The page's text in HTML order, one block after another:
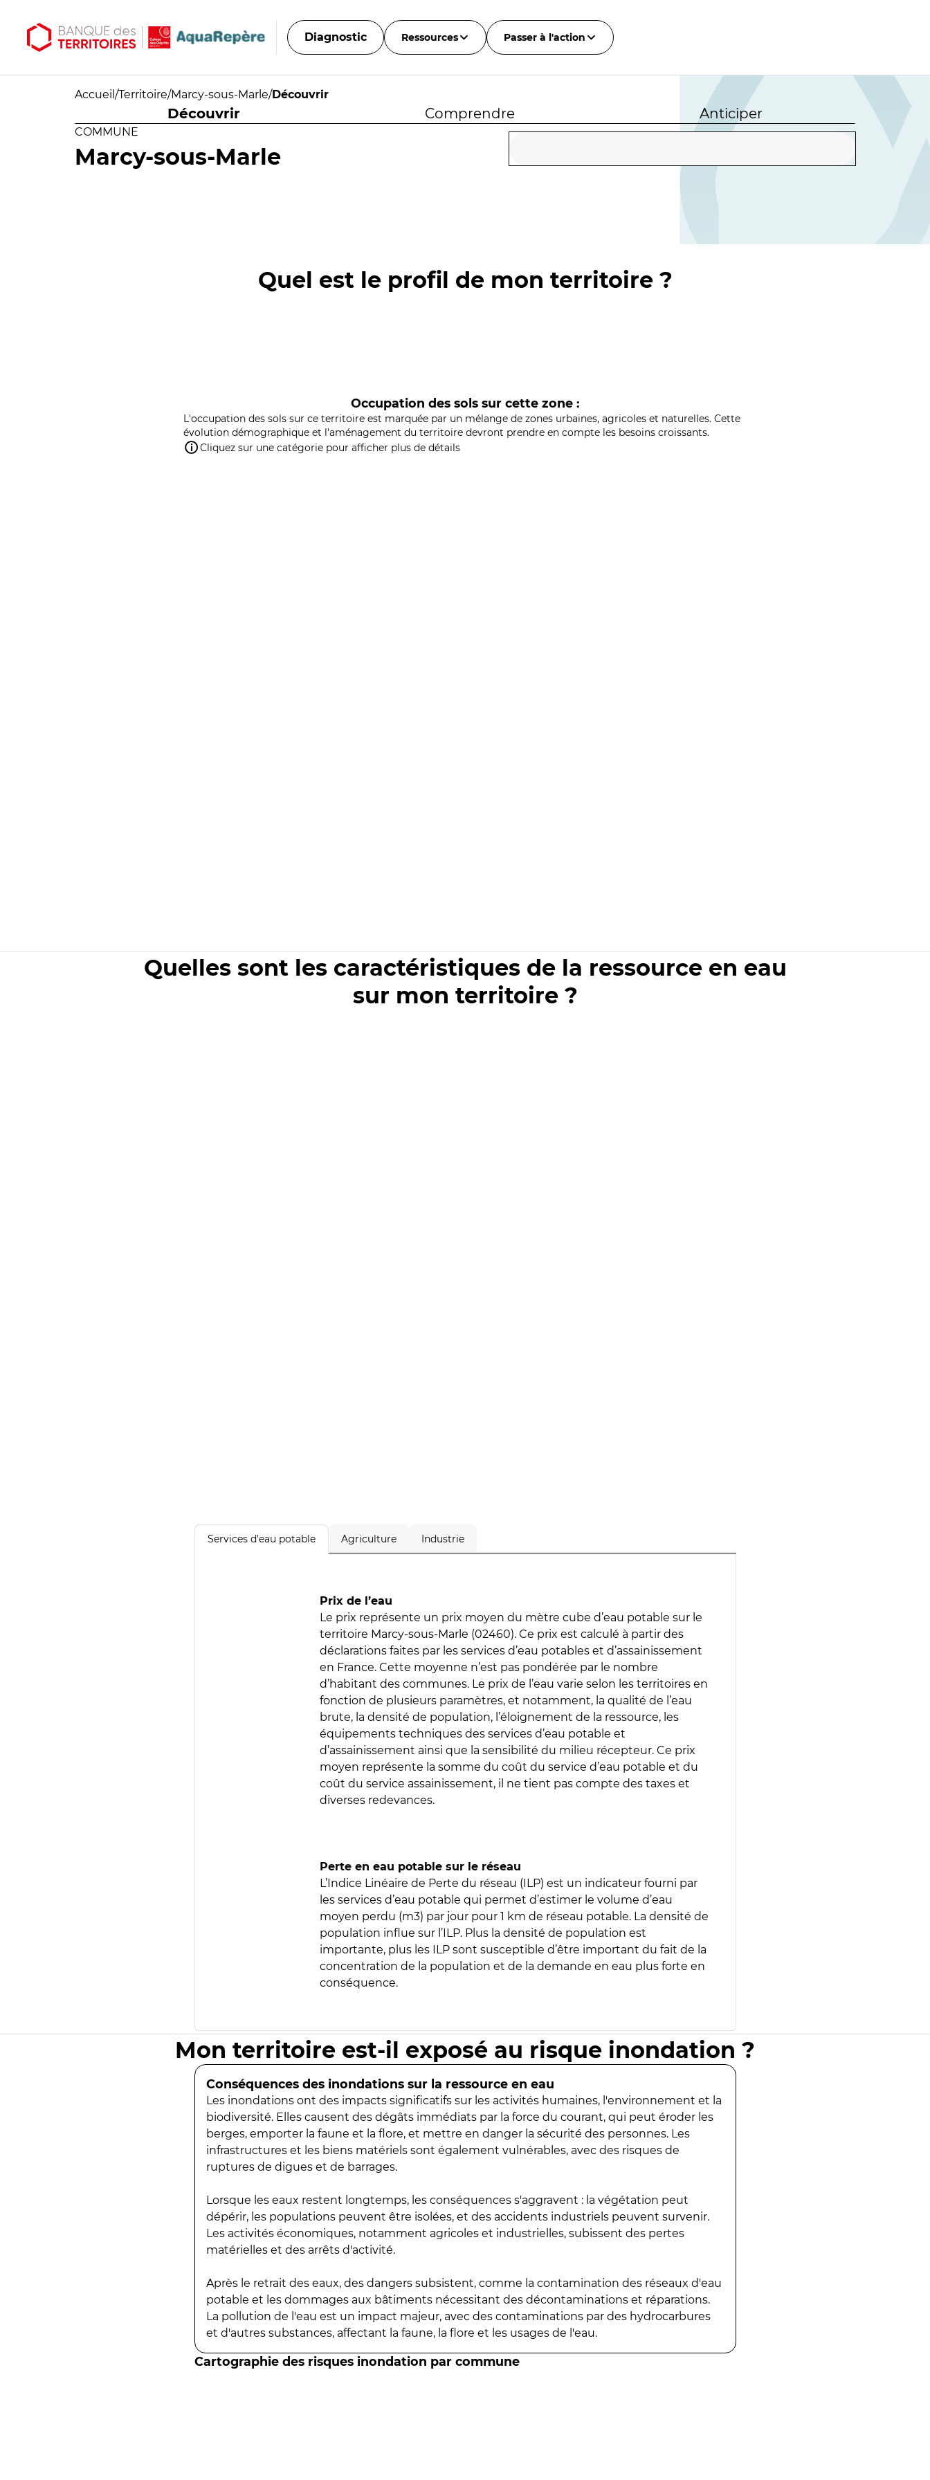
Diagnostic Ressources Passer à l'action
Accueil /Territoire/Marcy-sous-Marle/Découvrir
Découvrir Comprendre Anticiper
COMMUNE
Marcy-sous-Marle
Quel est le profil de mon territoire ?
Occupation des sols sur cette zone :
L'occupation des sols sur ce territoire est marquée par un mélange de zones urbaines, agricoles et naturelles. Cette
évolution démographique et l'aménagement du territoire devront prendre en compte les besoins croissants.
Cliquez sur une catégorie pour afficher plus de détails
Quelles sont les caractéristiques de la ressource en eau
sur mon territoire ?
Services d'eau potable Agriculture Industrie
Prix de l’eau
Le prix représente un prix moyen du mètre cube d’eau potable sur le
territoire Marcy-sous-Marle (02460). Ce prix est calculé à partir des
déclarations faites par les services d’eau potables et d’assainissement
en France. Cette moyenne n’est pas pondérée par le nombre
d’habitant des communes. Le prix de l’eau varie selon les territoires en
fonction de plusieurs paramètres, et notamment, la qualité de l’eau
brute, la densité de population, l’éloignement de la ressource, les
équipements techniques des services d’eau potable et
d’assainissement ainsi que la sensibilité du milieu récepteur. Ce prix
moyen représente la somme du coût du service d’eau potable et du
coût du service assainissement, il ne tient pas compte des taxes et
diverses redevances.
Perte en eau potable sur le réseau
L’Indice Linéaire de Perte du réseau (ILP) est un indicateur fourni par
les services d’eau potable qui permet d’estimer le volume d’eau
moyen perdu (m3) par jour pour 1 km de réseau potable. La densité de
population influe sur l’ILP. Plus la densité de population est
importante, plus les ILP sont susceptible d’être important du fait de la
concentration de la population et de la demande en eau plus forte en
conséquence.
Mon territoire est-il exposé au risque inondation ?
Conséquences des inondations sur la ressource en eau
Les inondations ont des impacts significatifs sur les activités humaines, l'environnement et la
biodiversité. Elles causent des dégâts immédiats par la force du courant, qui peut éroder les
berges, emporter la faune et la flore, et mettre en danger la sécurité des personnes. Les
infrastructures et les biens matériels sont également vulnérables, avec des risques de
ruptures de digues et de barrages.
Lorsque les eaux restent longtemps, les conséquences s'aggravent : la végétation peut
dépérir, les populations peuvent être isolées, et des accidents industriels peuvent survenir.
Les activités économiques, notamment agricoles et industrielles, subissent des pertes
matérielles et des arrêts d'activité.
Après le retrait des eaux, des dangers subsistent, comme la contamination des réseaux d'eau
potable et les dommages aux bâtiments nécessitant des décontaminations et réparations.
La pollution de l'eau est un impact majeur, avec des contaminations par des hydrocarbures
et d'autres substances, affectant la faune, la flore et les usages de l'eau.
Cartographie des risques inondation par commune